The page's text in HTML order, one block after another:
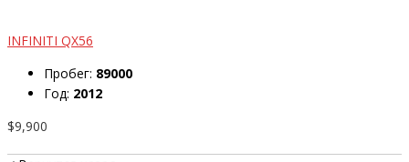
INFINITI QX56
Пробег: 89000
Год: 2012
$9,900